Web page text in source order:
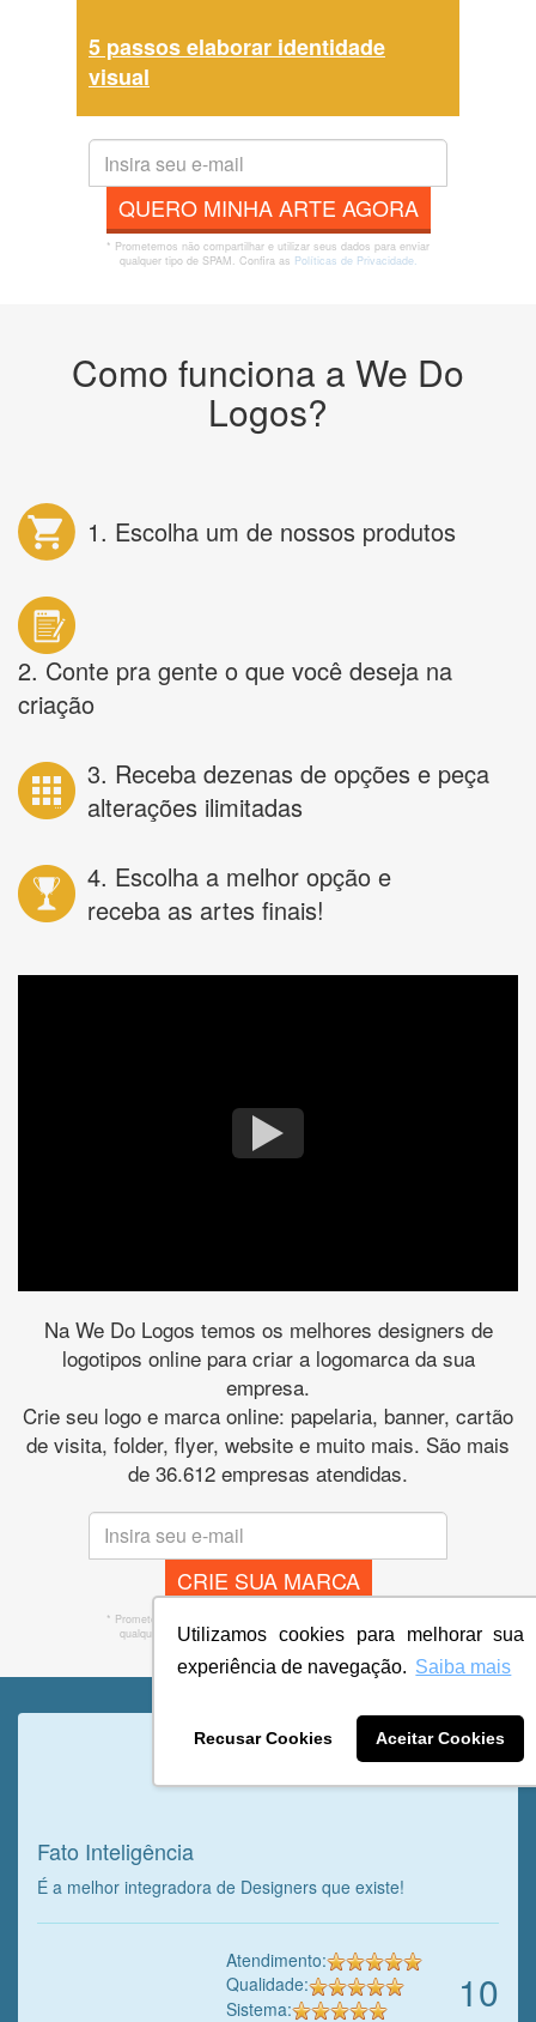
Utilizamos cookies para melhorar sua
experiência de navegação. Saiba mais
Recusar Cookies Aceitar Cookies
5 passos elaborar identidade
visual
QUERO MINHA ARTE AGORA
* Prometemos não compartilhar e utilizar seus dados para enviar
qualquer tipo de SPAM. Confira as Políticas de Privacidade.
Como funciona a We Do
Logos?
1. Escolha um de nossos produtos
2. Conte pra gente o que você deseja na
criação
3. Receba dezenas de opções e peça
alterações ilimitadas
4. Escolha a melhor opção e
receba as artes finais!
Na We Do Logos temos os melhores designers de
logotipos online para criar a logomarca da sua
empresa.
Crie seu logo e marca online: papelaria, banner, cartão
de visita, folder, flyer, website e muito mais. São mais
de 36.612 empresas atendidas.
CRIE SUA MARCA
* Prometemos não compartilhar e utilizar seus dados para enviar
qualquer tipo de SPAM. Confira asPolíticas de Privacidade.
Veja o que o cliente achou do
nosso trabalho!
Fato Inteligência
É a melhor integradora de Designers que existe!
10
Atendimento:
Qualidade:
Sistema: